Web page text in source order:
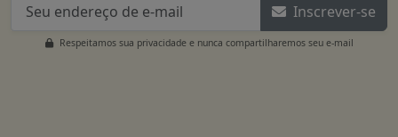
Inscrever-se
Respeitamos sua privacidade e nunca compartilharemos seu e-mail